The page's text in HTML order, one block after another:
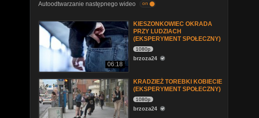
Autoodtwarzanie następnego wideo on
06:18
KIESZONKOWIEC OKRADA
PRZY LUDZIACH
(EKSPERYMENT SPOŁECZNY)
1080p
brzoza24
KRADZIEŻ TOREBKI KOBIECIE
(EKSPERYMENT SPOŁECZNY)
1080p
brzoza24